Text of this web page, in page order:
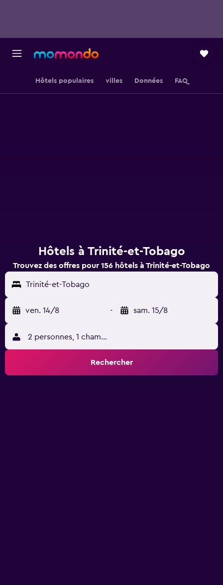
Hôtels populaires villes Données FAQ
Hôtels à Trinité-et-Tobago
Trouvez des offres pour 156 hôtels à Trinité-et-Tobago
Trinité-et-Tobago
ven. 14/8 - sam. 15/8
2 personnes, 1 chambre
Rechercher